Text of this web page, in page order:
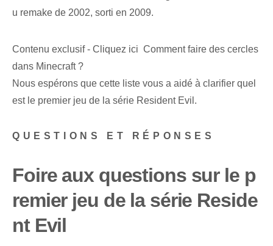
u remake de 2002, sorti en 2009.
Contenu exclusif - Cliquez ici Comment faire des cercles
dans Minecraft ?
Nous espérons que cette liste vous a aidé à clarifier quel
est le premier jeu de la série ‌Resident Evil. ⁢
QUESTIONS ET RÉPONSES
Foire aux questions sur le ‌p
remier jeu de la série Reside
nt Evil